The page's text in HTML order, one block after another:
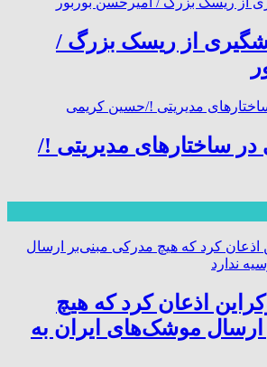
از ریسک بزرگ /
در ساختارهای مدیریتی !/
اذعان کرد که هیچ
موشک‌های ایران به